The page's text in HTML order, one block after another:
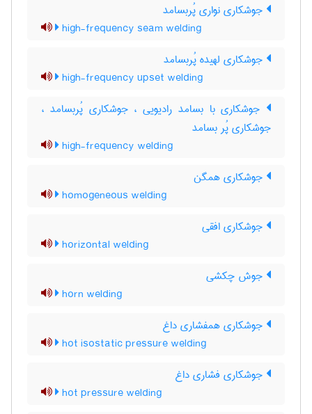
جوشکاری نواری پُربسامد
high-frequency seam welding
جوشکاری لهیده پُربسامد
high-frequency upset welding
جوشکاری با بسامد رادیویی ، جوشکاری پُربسامد ،
جوشکاری پُر بسامد
high-frequency welding
جوشکاری همگن
homogeneous welding
جوشکاری افقی
horizontal welding
جوش چکشی
horn welding
جوشکاری همفشاری داغ
hot isostatic pressure welding
جوشکاری فشاری داغ
hot pressure welding